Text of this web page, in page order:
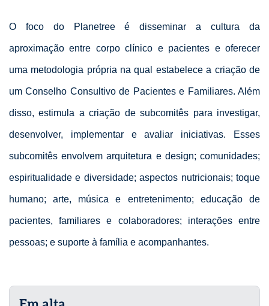
O foco do Planetree é disseminar a cultura da
aproximação entre corpo clínico e pacientes e oferecer
uma metodologia própria na qual estabelece a criação de
um Conselho Consultivo de Pacientes e Familiares. Além
disso, estimula a criação de subcomitês para investigar,
desenvolver, implementar e avaliar iniciativas. Esses
subcomitês envolvem arquitetura e design; comunidades;
espiritualidade e diversidade; aspectos nutricionais; toque
humano; arte, música e entretenimento; educação de
pacientes, familiares e colaboradores; interações entre
pessoas; e suporte à família e acompanhantes.